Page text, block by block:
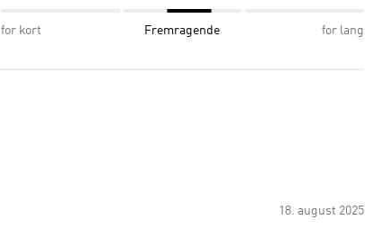
for kort Fremragende for lang
18. august 2025